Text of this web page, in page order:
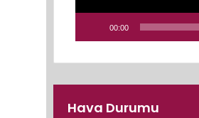
00:00
Hava Durumu